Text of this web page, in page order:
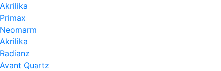
Akrilika
Primax
Neomarm
Akrilika
Radianz
Avant Quartz